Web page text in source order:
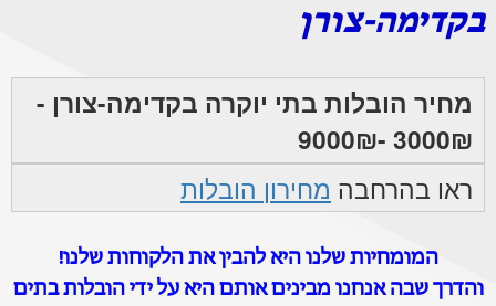
בקדימה-צורן
מחיר הובלות בתי יוקרה בקדימה-צורן -
3000₪ -9000₪
ראו בהרחבה מחירון הובלות
המומחיות שלנו היא להבין את הלקוחות שלנו!
והדרך שבה אנחנו מבינים אותם היא על ידי הובלות בתים